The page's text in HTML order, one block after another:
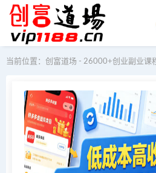
当前位置： 创富道场 - 26000+创业副业课程资源免